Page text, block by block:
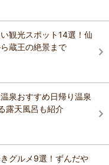
観光スポット14選！仙
蔵王の絶景まで
泉おすすめ日帰り温泉
露天風呂も紹介
グルメ9選！ずんだや